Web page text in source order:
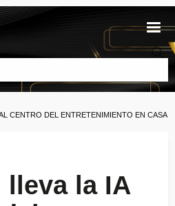
CENTRO DEL ENTRETENIMIENTO EN CASA
lleva la IA